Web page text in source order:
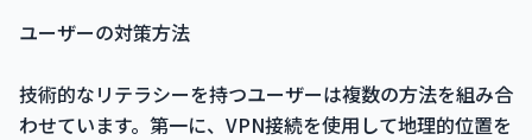
ユーザーの対策方法
技術的なリテラシーを持つユーザーは複数の方法を組み合
わせています。第一に、VPN接続を使用して地理的位置を